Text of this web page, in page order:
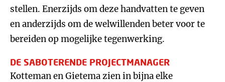
stellen. Enerzijds om deze handvatten te geven
en anderzijds om de welwillenden beter voor te
bereiden op mogelijke tegenwerking.
DE SABOTERENDE PROJECTMANAGER
Kotteman en Gietema zien in bijna elke